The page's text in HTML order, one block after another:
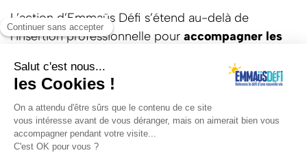
L’action d’Emmaüs Défi s’étend au-delà de
l’insertion professionnelle pour accompagner les
épanouissante:
Accès au logement et à la santé
partenariats pour faciliter l’accès aux droits et
aux services essentiels.